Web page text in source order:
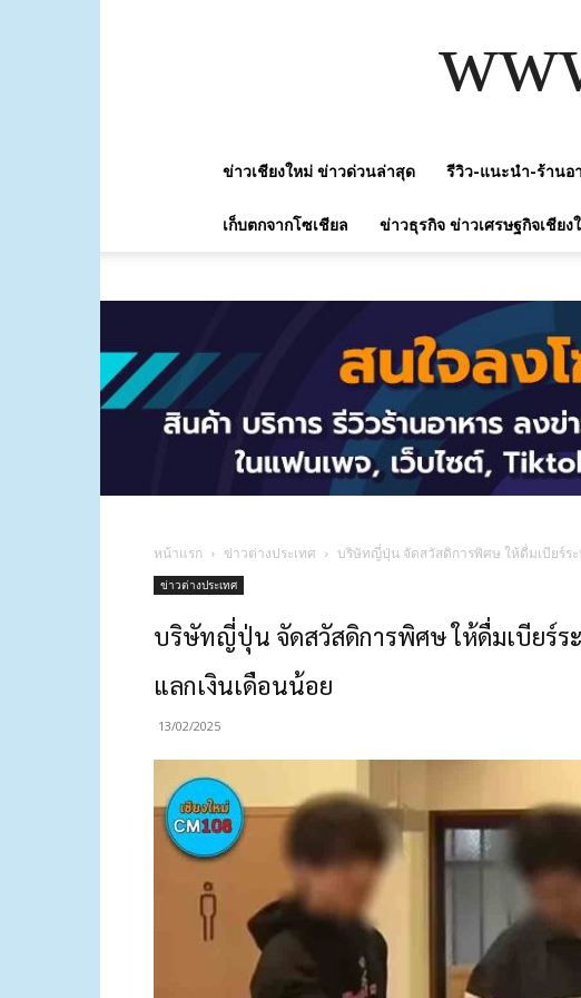
ข่าวเชียงใหม่ ข่าวด่วนล่าสุด รีวิว-แนะนำ-ร้านอ
เก็บตกจากโซเชียล ข่าวธุรกิจ ข่าวเศรษฐกิจเชียง
หน้าแรก ข่าวต่างประเทศ บริษัทญี่ปุ่น จัดสวัสดิการพิศษ ให้ดื่มเบียร์ระ
ข่าวต่างประเทศ
บริษัทญี่ปุ่น จัดสวัสดิการพิศษ ให้ดื่มเบียร์ระ
แลกเงินเดือนน้อย
13/02/2025